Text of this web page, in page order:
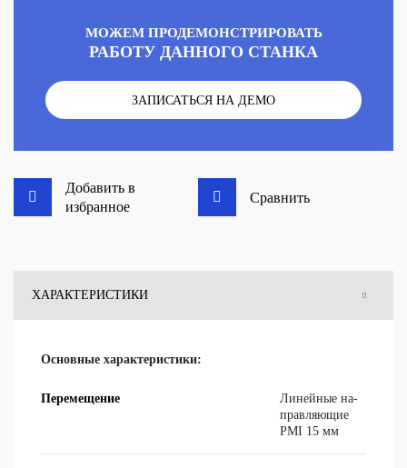
МОЖЕМ ПРОДЕМОНСТРИРОВАТЬ
РАБОТУ ДАННОГО СТАНКА
ЗАПИСАТЬСЯ НА ДЕМО
Добавить в
избранное
Сравнить
ХАРАКТЕРИСТИКИ
ОТЗЫВЫ
Основные характеристики:
Перемещение
Ли­ней­ные на­
прав­ля­ю­щие
PMI 15 мм